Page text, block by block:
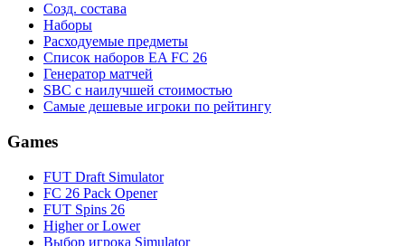
Созд. состава
Наборы
Расходуемые предметы
Список наборов EA FC 26
Генератор матчей
SBC с наилучшей стоимостью
Самые дешевые игроки по рейтингу
Games
FUT Draft Simulator
FC 26 Pack Opener
FUT Spins 26
Higher or Lower
Выбор игрока Simulator